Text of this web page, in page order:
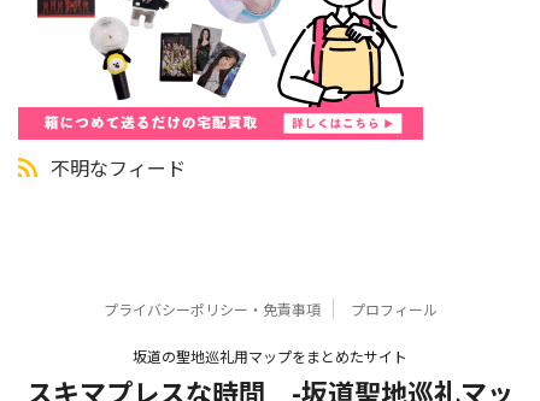
不明なフィード
プライバシーポリシー・免責事項 プロフィール
坂道の聖地巡礼用マップをまとめたサイト
スキマプレスな時間 -坂道聖地巡礼マッ